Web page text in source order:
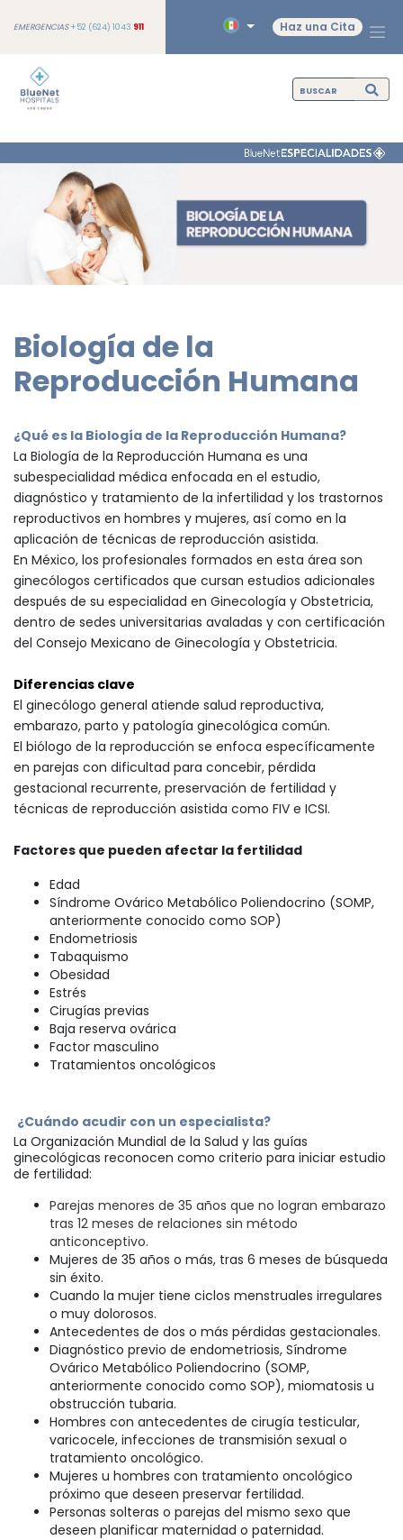
EMERGENCIAS+52 (624) 1043 911 Haz una Cita
Biología de la
Reproducción Humana
¿Qué es la Biología de la Reproducción Humana?
La Biología de la Reproducción Humana es una
subespecialidad médica enfocada en el estudio,
diagnóstico y tratamiento de la infertilidad y los trastornos
reproductivos en hombres y mujeres, así como en la
aplicación de técnicas de reproducción asistida.
En México, los profesionales formados en esta área son
ginecólogos certificados que cursan estudios adicionales
después de su especialidad en Ginecología y Obstetricia,
dentro de sedes universitarias avaladas y con certificación
del Consejo Mexicano de Ginecología y Obstetricia.
Diferencias clave
El ginecólogo general atiende salud reproductiva,
embarazo, parto y patología ginecológica común.
El biólogo de la reproducción se enfoca específicamente
en parejas con dificultad para concebir, pérdida
gestacional recurrente, preservación de fertilidad y
técnicas de reproducción asistida como FIV e ICSI.
Factores que pueden afectar la fertilidad
Edad
Síndrome Ovárico Metabólico Poliendocrino (SOMP,
anteriormente conocido como SOP)
Endometriosis
Tabaquismo
Obesidad
Estrés
Cirugías previas
Baja reserva ovárica
Factor masculino
Tratamientos oncológicos
¿Cuándo acudir con un especialista?
La Organización Mundial de la Salud y las guías
ginecológicas reconocen como criterio para iniciar estudio
de fertilidad:
Parejas menores de 35 años que no logran embarazo
tras 12 meses de relaciones sin método
anticonceptivo.
Mujeres de 35 años o más, tras 6 meses de búsqueda
sin éxito.
Cuando la mujer tiene ciclos menstruales irregulares
o muy dolorosos.
Antecedentes de dos o más pérdidas gestacionales.
Diagnóstico previo de endometriosis, Síndrome
Ovárico Metabólico Poliendocrino (SOMP,
anteriormente conocido como SOP), miomatosis u
obstrucción tubaria.
Hombres con antecedentes de cirugía testicular,
varicocele, infecciones de transmisión sexual o
tratamiento oncológico.
Mujeres u hombres con tratamiento oncológico
próximo que deseen preservar fertilidad.
Personas solteras o parejas del mismo sexo que
deseen planificar maternidad o paternidad.